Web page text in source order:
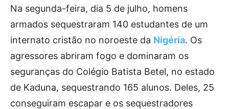
Na segunda-feira, dia 5 de julho, homens
armados sequestraram 140 estudantes de um
internato cristão no noroeste da Nigéria. Os
agressores abriram fogo e dominaram os
seguranças do Colégio Batista Betel, no estado
de Kaduna, sequestrando 165 alunos. Deles, 25
conseguiram escapar e os sequestradores